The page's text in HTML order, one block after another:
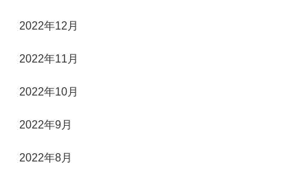
2022年12月
2022年11月
2022年10月
2022年9月
2022年8月